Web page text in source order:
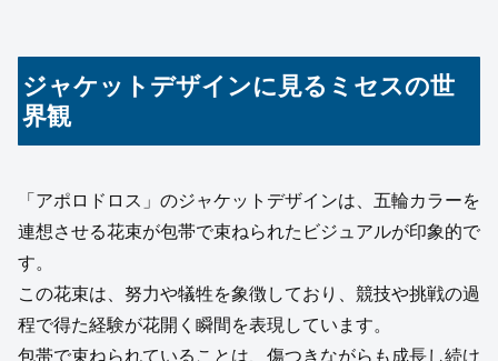
ジャケットデザインに見るミセスの世
界観
「アポロドロス」のジャケットデザインは、五輪カラーを
連想させる花束が包帯で束ねられたビジュアルが印象的で
す。
この花束は、努力や犠牲を象徴しており、競技や挑戦の過
程で得た経験が花開く瞬間を表現しています。
包帯で束ねられていることは、傷つきながらも成長し続け